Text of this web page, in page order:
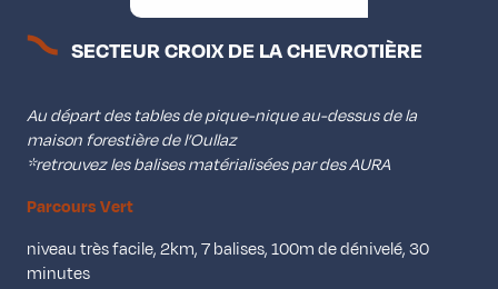
SECTEUR CROIX DE LA CHEVROTIÈRE
Au départ des tables de pique-nique au-dessus de la
maison forestière de l’Oullaz
*retrouvez les balises matérialisées par des AURA
Parcours Vert
niveau très facile, 2km, 7 balises, 100m de dénivelé, 30
minutes